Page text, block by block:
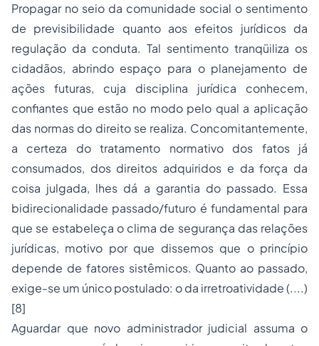
Propagar no seio da comunidade social o sentimento
de previsibilidade quanto aos efeitos jurídicos da
regulação da conduta. Tal sentimento tranqüiliza os
cidadãos, abrindo espaço para o planejamento de
ações futuras, cuja disciplina jurídica conhecem,
confiantes que estão no modo pelo qual a aplicação
das normas do direito se realiza. Concomitantemente,
a certeza do tratamento normativo dos fatos já
consumados, dos direitos adquiridos e da força da
coisa julgada, lhes dá a garantia do passado. Essa
bidirecionalidade passado/futuro é fundamental para
que se estabeleça o clima de segurança das relações
jurídicas, motivo por que dissemos que o princípio
depende de fatores sistêmicos. Quanto ao passado,
exige-se um único postulado: o da irretroatividade (....)
[8]
Aguardar que novo administrador judicial assuma o